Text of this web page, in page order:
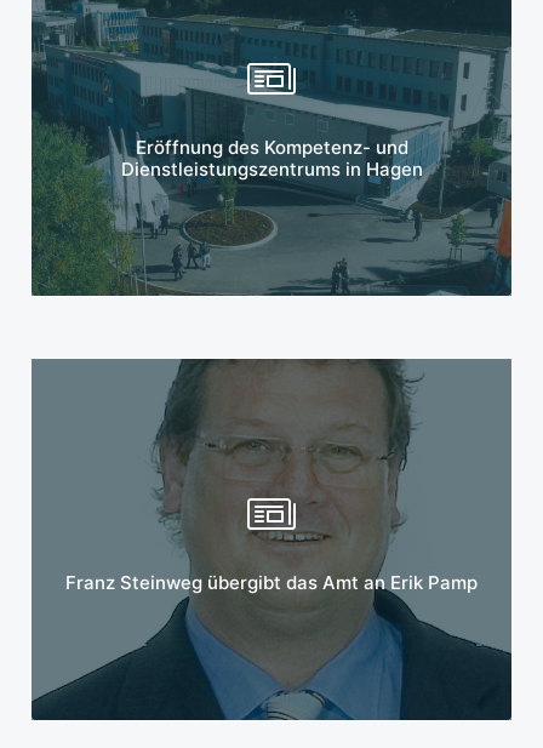
Eröffnung des Kompetenz- und
Dienstleistungszentrums in Hagen
Mehr erfahren
Franz Steinweg übergibt das Amt an Erik Pamp
Mehr erfahren